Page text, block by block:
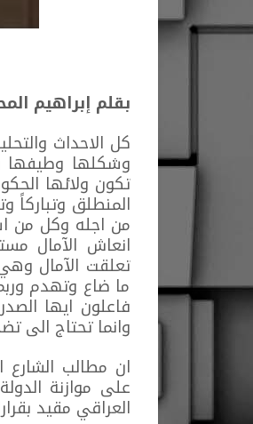
بقلم إبراهيم
كل الاحداث
وشكلها وطيفها
تكون ولائها
المنطلق وتباركاً
من اجله وكل من
انعاش الآمال
تعلقت الآمال وهي
ما ضاع وتهدم
فاعلون ايها
وانما تحتاج الى
ان مطالب الشارع
على موازنة
العراقي مقيد